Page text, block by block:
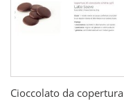
Cioccolato da copertura